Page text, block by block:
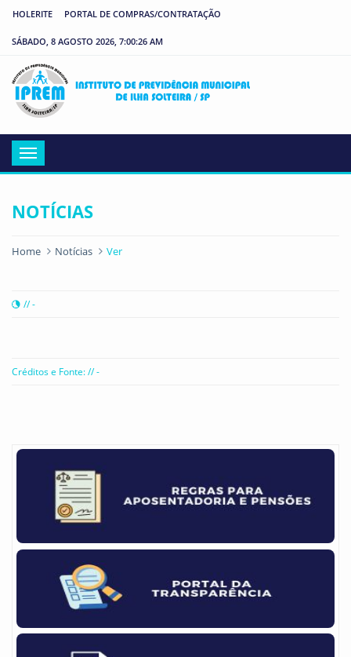
HOLERITE PORTAL DE COMPRAS/CONTRATAÇÃO
SÁBADO, 8 AGOSTO 2026, 7:00:26 AM
Menu
NOTÍCIAS
Home Notícias Ver
// -
Créditos e Fonte: // -